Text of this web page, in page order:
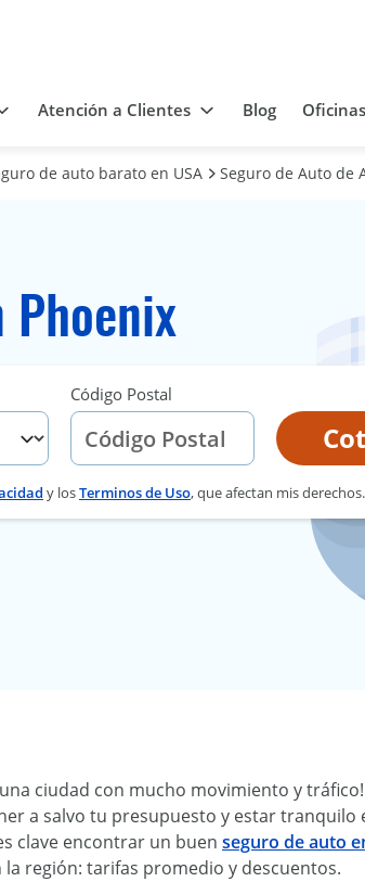
Atención a Clientes Blog Oficinas
de auto barato en USA Seguro de Auto de
Phoenix
Código Postal
y losTerminos de Uso, que afectan mis derechos.
una ciudad con mucho movimiento y
a salvo tu presupuesto y estar tranquilo
clave encontrar un buen seguro de auto
la región: tarifas promedio y descuentos.